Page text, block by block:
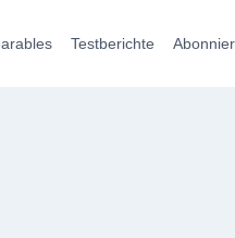
Testberichte